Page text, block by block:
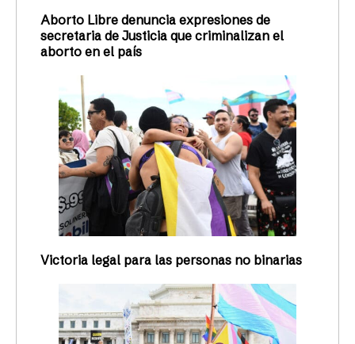
Aborto Libre denuncia expresiones de
secretaria de Justicia que criminalizan el
aborto en el país
Victoria legal para las personas no binarias